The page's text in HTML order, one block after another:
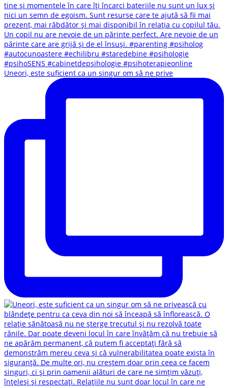
Uneori, este suficient ca un singur om să ne prive